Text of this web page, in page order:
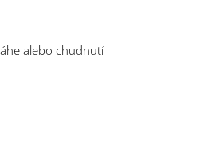
alebo chudnutí